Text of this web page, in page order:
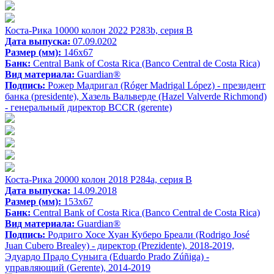
Коста-Рика 10000 колон 2022 P283b, серия B
Дата выпуска: 07.09.0202
Размер (мм): 146x67
Банк: Central Bank of Costa Rica (Banco Central de Costa Rica)
Вид материала: Guardian®
Подпись: Рожер Мадригал (Róger Madrigal López) - президент
банка (presidente), Хазель Вальверде (Hazel Valverde Richmond)
- генеральный директор BCCR (gerente)
Коста-Рика 20000 колон 2018 P284a, серия B
Дата выпуска: 14.09.2018
Размер (мм): 153x67
Банк: Central Bank of Costa Rica (Banco Central de Costa Rica)
Вид материала: Guardian®
Подпись: Родриго Хосе Хуан Куберо Бреали (Rodrigo José
Juan Cubero Brealey) - директор (Prezidente), 2018-2019,
Эдуардо Прадо Суньига (Eduardo Prado Zúñiga) -
управляющий (Gerente), 2014-2019